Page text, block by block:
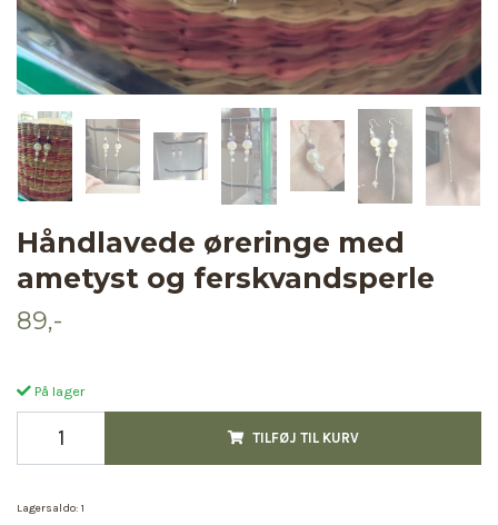
Håndlavede øreringe med
ametyst og ferskvandsperle
89,-
På lager
TILFØJ TIL KURV
Lagersaldo: 1